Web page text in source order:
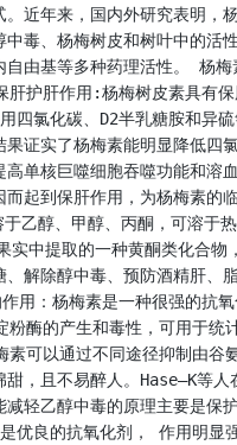
近年来，国内外研究表明
毒、杨梅树皮和树叶中的
自由基等多种药理活性。
肝作用:杨梅树皮素具有保
四氯化碳、D2半乳糖胺和异
证实了杨梅素能明显降低四
单核巨噬细胞吞噬功能和
而起到保肝作用，为杨梅素
于乙醇、甲醇、丙酮，可
中提取的一种黄酮类化合物
解除醇中毒、预防酒精肝
用：杨梅素是一种很强的抗
酶的产生和毒性，可用于
可以通过不同途径抑制由
，且不易醉人。Hase—K等
减轻乙醇中毒的原理主要是
优良的抗氧化剂， 作用明